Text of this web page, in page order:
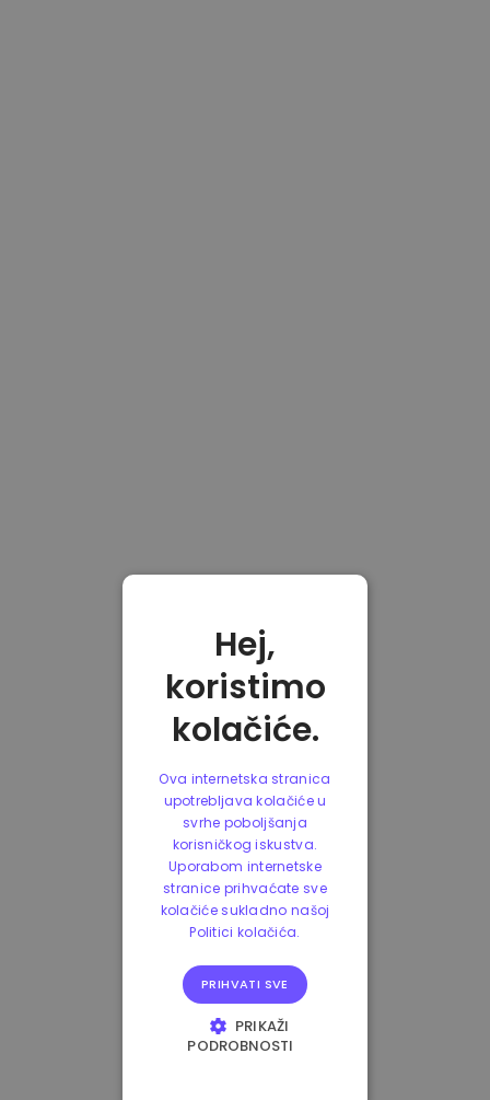
Hej,
koristimo
kolačiće.
Ova internetska stranica
upotrebljava kolačiće u
svrhe poboljšanja
korisničkog iskustva.
Uporabom internetske
stranice prihvaćate sve
kolačiće sukladno našoj
Politici kolačića.
PRIHVATI SVE
PRIKAŽI
PODROBNOSTI